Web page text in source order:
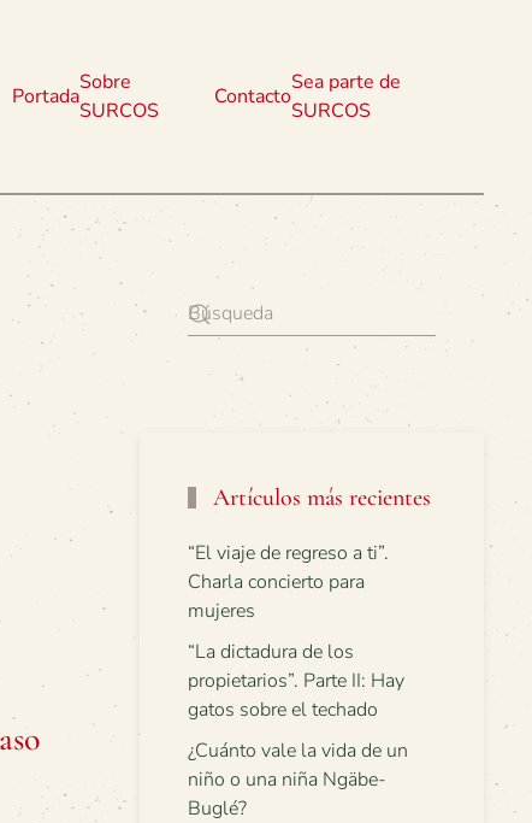
Portada
Sobre
SURCOS
Contacto
Sea parte de
SURCOS
Artículos más recientes
“El viaje de regreso a ti”.
Charla concierto para
mujeres
“La dictadura de los
propietarios”. Parte II: Hay
gatos sobre el techado
¿Cuánto vale la vida de un
niño o una niña Ngäbe-
Buglé?